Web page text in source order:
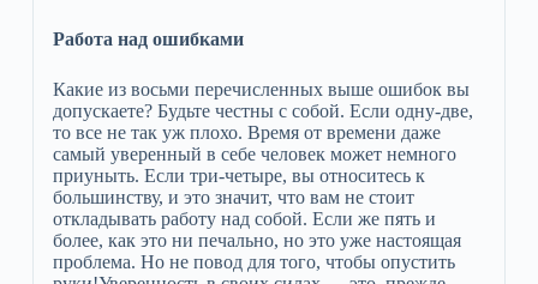
Работа над ошибками
Какие из восьми перечисленных выше ошибок вы
допускаете? Будьте честны с собой. Если одну-две,
то все не так уж плохо. Время от времени даже
самый уверенный в себе человек может немного
приуныть. Если три-четыре, вы относитесь к
большинству, и это значит, что вам не стоит
откладывать работу над собой. Если же пять и
более, как это ни печально, но это уже настоящая
проблема. Но не повод для того, чтобы опустить